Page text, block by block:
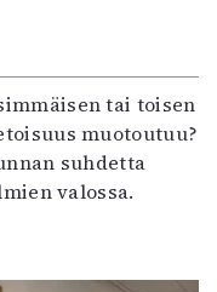
tai toisen
muotoutuu?
suhdetta
valossa.